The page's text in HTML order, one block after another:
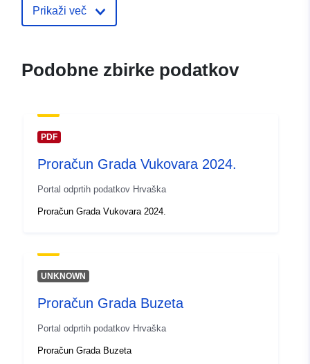
Prikaži več
Podobne zbirke podatkov
PDF
Proračun Grada Vukovara 2024.
Portal odprtih podatkov Hrvaška
Proračun Grada Vukovara 2024.
UNKNOWN
Proračun Grada Buzeta
Portal odprtih podatkov Hrvaška
Proračun Grada Buzeta